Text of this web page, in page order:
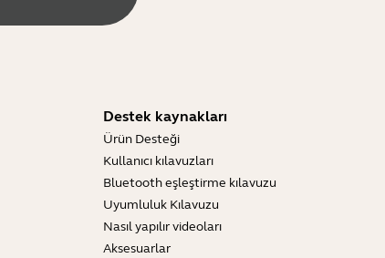
Destek kaynakları
Ürün Desteği
Kullanıcı kılavuzları
Bluetooth eşleştirme kılavuzu
Uyumluluk Kılavuzu
Nasıl yapılır videoları
Aksesuarlar